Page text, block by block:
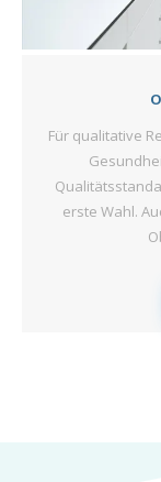
Für qualitative
erste Wahl.